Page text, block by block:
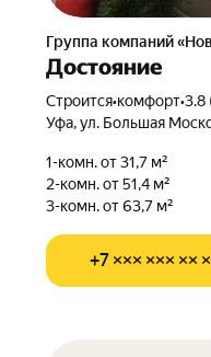
Группа компаний
Достояние
Строится•комфорт•3.8
Уфа, ул. Большая
1-комн. от 31,7 м²
2-комн. от 51,4 м²
3-комн. от 63,7 м²
+7 ××× ××× ××